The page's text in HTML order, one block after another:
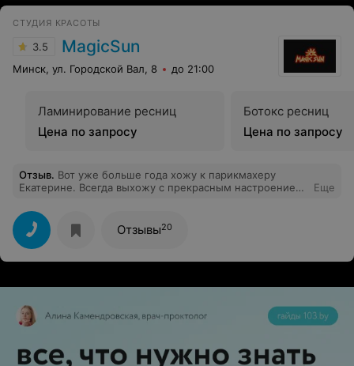
СТУДИЯ КРАСОТЫ
3.5 MagicSun
Минск, ул. Городской Вал, 8 до 21:00
Ламинирование ресниц
Цена по запросу
Ботокс ресниц
Цена по запросу
Отзыв. Вот уже больше года хожу к парикмахеру
Екатерине. Всегда выхожу с прекрасным настроением,
Еще
Отзывы20